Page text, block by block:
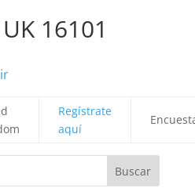
16101
Regístrate
aquí